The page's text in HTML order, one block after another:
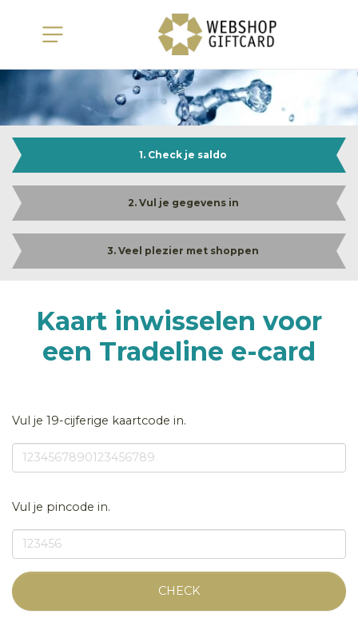
1. Check je saldo
2. Vul je gegevens in
3. Veel plezier met shoppen
Kaart inwisselen voor
een Tradeline e-card
Vul je 19-cijferige kaartcode in.
Vul je pincode in.
CHECK